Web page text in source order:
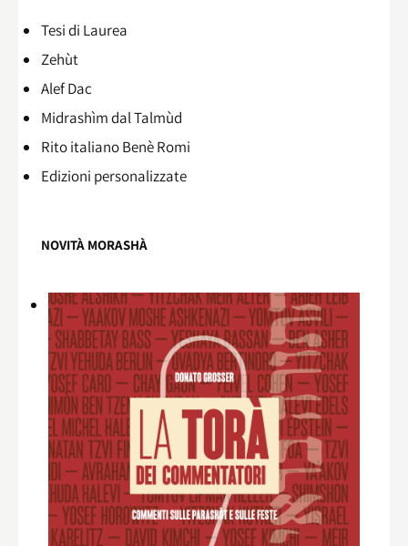
Tesi di Laurea
Zehùt
Alef Dac
Midrashìm dal Talmùd
Rito italiano Benè Romi​
Edizioni personalizzate
NOVITÀ MORASHÀ